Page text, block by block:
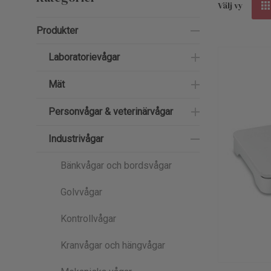
Produkter
Laboratorievågar
Mät
Personvågar & veterinärvågar
Industrivågar
Bänkvågar och bordsvågar
Golvvågar
Kontrollvågar
Kranvågar och hängvågar
Välj vy